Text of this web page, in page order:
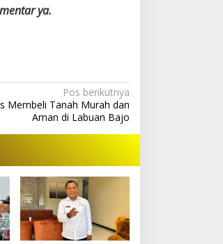
ya.
Pos berikutnya
Membeli Tanah Murah dan
Aman di Labuan Bajo